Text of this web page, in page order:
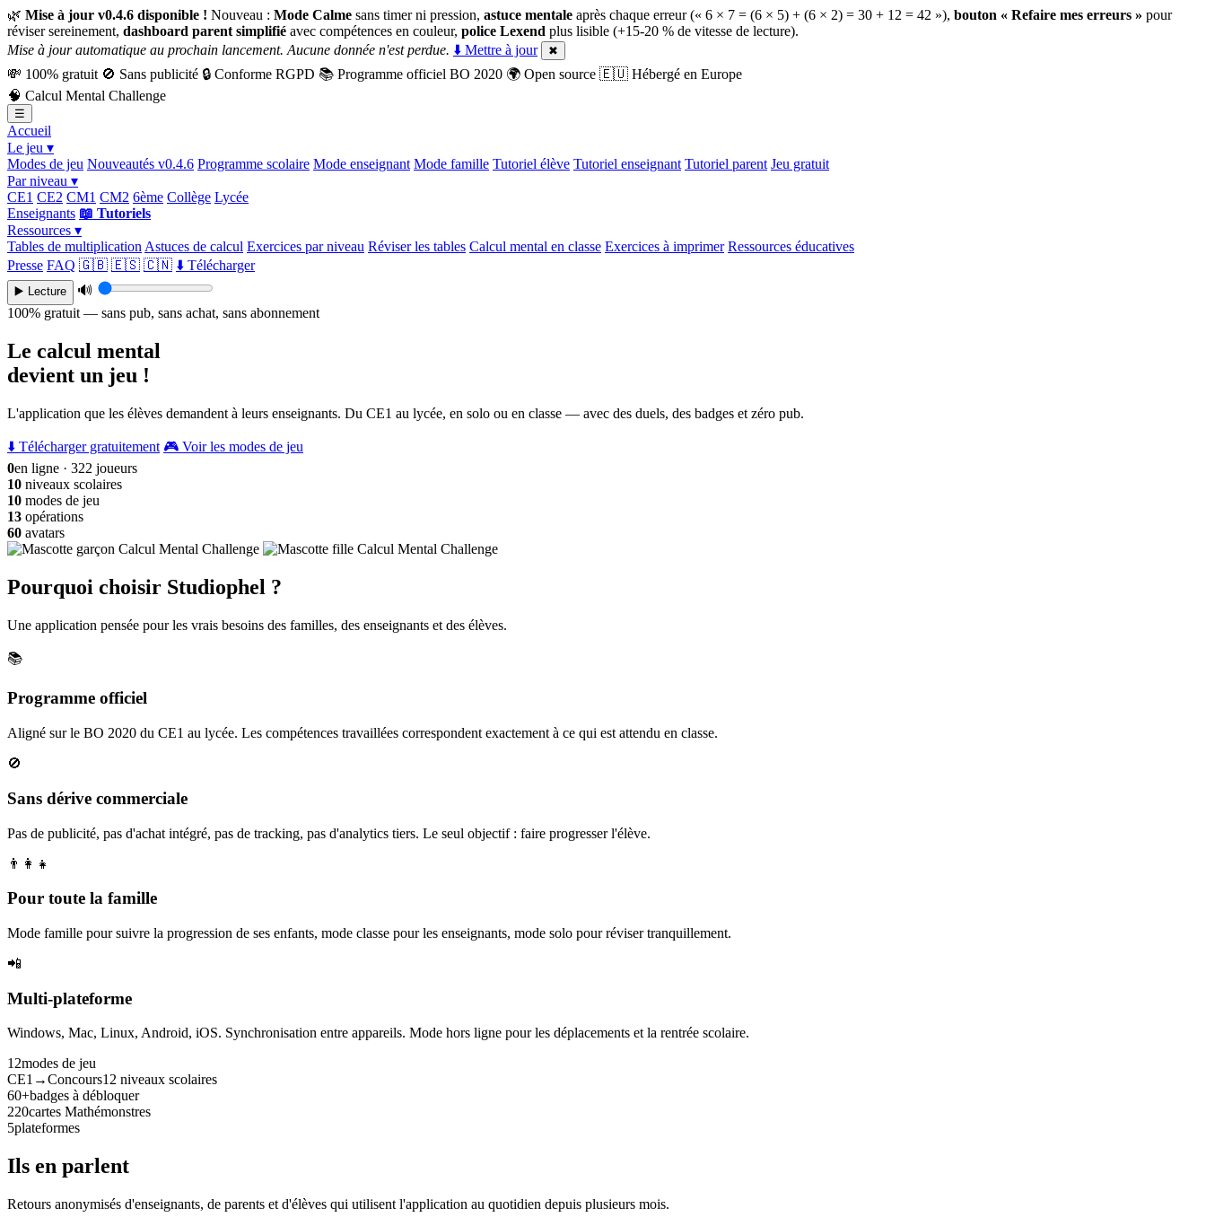
🌿 Mise à jour v0.4.6 disponible ! Nouveau : Mode Calme sans timer ni pression, astuce mentale après chaque erreur (« 6 × 7 = (6 × 5) + (6 × 2) = 30 + 12 = 42 »), bouton « Refaire mes erreurs » pour
réviser sereinement, dashboard parent simplifié avec compétences en couleur, police Lexend plus lisible (+15-20 % de vitesse de lecture).
Mise à jour automatique au prochain lancement. Aucune donnée n'est perdue. ⬇️ Mettre à jour ✖
💸 100% gratuit 🚫 Sans publicité 🔒 Conforme RGPD 📚 Programme officiel BO 2020 🌍 Open source 🇪🇺 Hébergé en Europe
🧠 Calcul Mental Challenge
☰
Accueil
Le jeu ▾
Modes de jeu Nouveautés v0.4.6 Programme scolaire Mode enseignant Mode famille Tutoriel élève Tutoriel enseignant Tutoriel parent Jeu gratuit
Par niveau ▾
CE1 CE2 CM1 CM2 6ème Collège Lycée
Enseignants 📖 Tutoriels
Ressources ▾
Tables de multiplication Astuces de calcul Exercices par niveau Réviser les tables Calcul mental en classe Exercices à imprimer Ressources éducatives
Presse FAQ 🇬🇧 🇪🇸 🇨🇳 ⬇️ Télécharger
▶️ Lecture
🔊
100% gratuit — sans pub, sans achat, sans abonnement
Le calcul mental
devient un jeu !
L'application que les élèves demandent à leurs enseignants. Du CE1 au lycée, en solo ou en classe — avec des duels, des badges et zéro pub.
⬇️ Télécharger gratuitement 🎮 Voir les modes de jeu
0en ligne · 322 joueurs
10 niveaux scolaires
10 modes de jeu
13 opérations
60 avatars
Pourquoi choisir Studiophel ?
Une application pensée pour les vrais besoins des familles, des enseignants et des élèves.
📚
Programme officiel
Aligné sur le BO 2020 du CE1 au lycée. Les compétences travaillées correspondent exactement à ce qui est attendu en classe.
🚫
Sans dérive commerciale
Pas de publicité, pas d'achat intégré, pas de tracking, pas d'analytics tiers. Le seul objectif : faire progresser l'élève.
👨‍👩‍👧
Pour toute la famille
Mode famille pour suivre la progression de ses enfants, mode classe pour les enseignants, mode solo pour réviser tranquillement.
📲
Multi-plateforme
Windows, Mac, Linux, Android, iOS. Synchronisation entre appareils. Mode hors ligne pour les déplacements et la rentrée scolaire.
12modes de jeu
CE1→Concours12 niveaux scolaires
60+badges à débloquer
220cartes Mathémonstres
5plateformes
Ils en parlent
Retours anonymisés d'enseignants, de parents et d'élèves qui utilisent l'application au quotidien depuis plusieurs mois.